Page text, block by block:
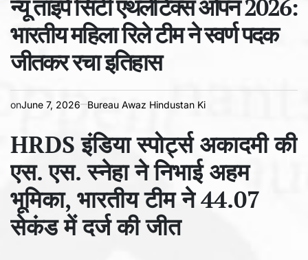
time
न्यू ताइपे सिटी एथलेटिक्स ओपन 2026:
भारतीय महिला रिले टीम ने स्वर्ण पदक
जीतकर रचा इतिहास
onJune 7, 2026 Bureau Awaz Hindustan Ki
HRDS इंडिया स्पोर्ट्स अकादमी की
एस. एस. स्नेहा ने निभाई अहम
भूमिका, भारतीय टीम ने 44.07
सेकंड में दर्ज की जीत